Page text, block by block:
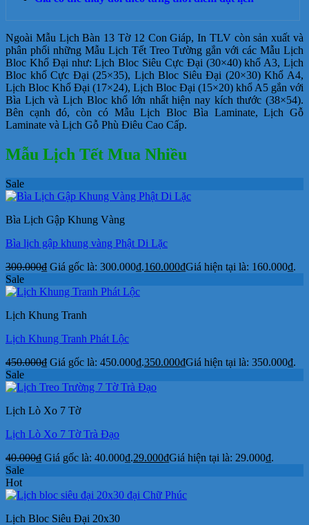
Ngoài Mẫu Lịch Bàn 13 Tờ 12 Con Giáp, In TLV còn sản xuất và
phân phối những Mẫu Lịch Tết Treo Tường gắn với các Mẫu Lịch
Bloc Khổ Đại như: Lịch Bloc Siêu Cực Đại (30×40) khổ A3, Lịch
Bloc khổ Cực Đại (25×35), Lịch Bloc Siêu Đại (20×30) Khổ A4,
Lịch Bloc Khổ Đại (17×24), Lịch Bloc Đại (15×20) khổ A5 gắn với
Bìa Lịch và Lịch Bloc khổ lớn nhất hiện nay kích thước (38×54).
Bên cạnh đó, còn có Mẫu Lịch Bloc Bìa Laminate, Lịch Gỗ
Laminate và Lịch Gỗ Phù Điêu Cao Cấp.
Mẫu Lịch Tết Mua Nhiều
Sale
Bìa Lịch Gập Khung Vàng
Bìa lịch gập khung vàng Phật Di Lặc
300.000₫ Giá gốc là: 300.000₫.160.000₫Giá hiện tại là: 160.000₫.
Sale
Lịch Khung Tranh
Lịch Khung Tranh Phát Lộc
450.000₫ Giá gốc là: 450.000₫.350.000₫Giá hiện tại là: 350.000₫.
Sale
Lịch Lò Xo 7 Tờ
Lịch Lò Xo 7 Tờ Trà Đạo
40.000₫ Giá gốc là: 40.000₫.29.000₫Giá hiện tại là: 29.000₫.
Sale
Hot
Lịch Bloc Siêu Đại 20x30